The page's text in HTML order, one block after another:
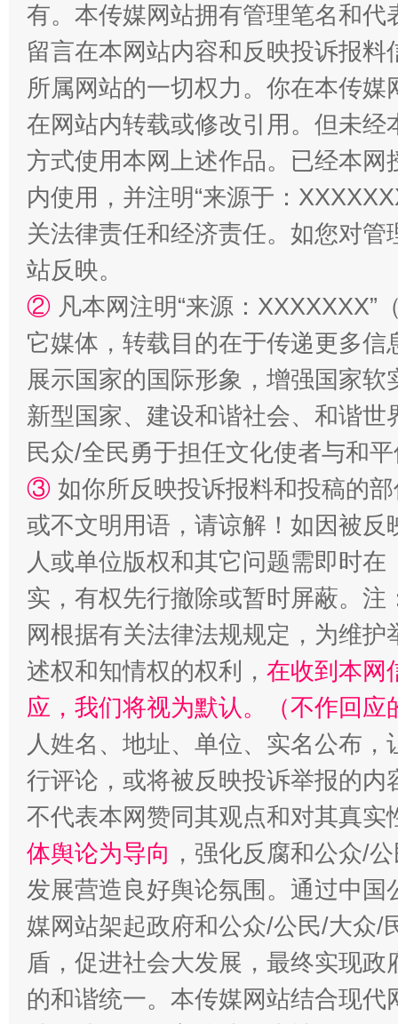
国家大学科技园优化重塑工作
扯下公款旅游的“隐身衣” 如何以
“蜀中异人”王建安的艺术幻境
有。本传媒网站拥有管理笔名和
留言在本网站内容和反映投诉报
所属网站的一切权力。你在本传
在网站内转载或修改引用。但未
方式使用本网上述作品。已经本
内使用，并注明“来源于：
关法律责任和经济责任。如您对
站反映。
② 凡本网注明“来源：
它媒体，转载目的在于传递更多
展示国家的国际形象，增强国家
新型国家、建设和谐社会、和谐
民众/全民勇于担任文化使者与和
③ 如你所反映投诉报料和投稿的
或不文明用语，请谅解！如因被
人或单位版权和其它问题需即时在
实，有权先行撤除或暂时屏蔽。
网根据有关法律法规规定，为维
述权和知情权的权利， 在收到本网
应，我们将视为默认。（不作回应
人姓名、地址、单位、实名公布
行评论，或将被反映投诉举报的
不代表本网赞同其观点和对其真实
体舆论为导向 ，强化反腐和公众/
发展营造良好舆论氛围。通过中
媒网站架起政府和公众/公民/大众/
盾，促进社会大发展，最终实现
的和谐统一。本传媒网站结合现